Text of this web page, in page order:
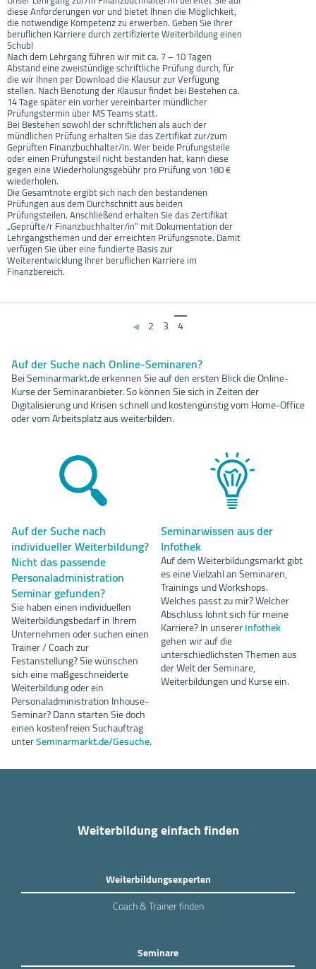
diese Anforderungen vor und bietet Ihnen die Möglichkeit,
die notwendige Kompetenz zu erwerben. Geben Sie Ihrer
beruflichen Karriere durch zertifizierte Weiterbildung einen
Schub!
Nach dem Lehrgang führen wir mit ca. 7 – 10 Tagen
Abstand eine zweistündige schriftliche Prüfung durch, für
die wir Ihnen per Download die Klausur zur Verfügung
stellen. Nach Benotung der Klausur findet bei Bestehen ca.
14 Tage später ein vorher vereinbarter mündlicher
Prüfungstermin über MS Teams statt.
Bei Bestehen sowohl der schriftlichen als auch der
mündlichen Prüfung erhalten Sie das Zertifikat zur/zum
Geprüften Finanzbuchhalter/in. Wer beide Prüfungsteile
oder einen Prüfungsteil nicht bestanden hat, kann diese
gegen eine Wiederholungsgebühr pro Prüfung von 180 €
wiederholen.
Die Gesamtnote ergibt sich nach den bestandenen
Prüfungen aus dem Durchschnitt aus beiden
Prüfungsteilen. Anschließend erhalten Sie das Zertifikat
„Geprüfte/r Finanzbuchhalter/in“ mit Dokumentation der
Lehrgangsthemen und der erreichten Prüfungsnote. Damit
verfügen Sie über eine fundierte Basis zur
Weiterentwicklung Ihrer beruflichen Karriere im
Finanzbereich.
◀ 2 3 4
Auf der Suche nach Online-Seminaren?
Bei Seminarmarkt.de erkennen Sie auf den ersten Blick die Online-
Kurse der Seminaranbieter. So können Sie sich in Zeiten der
Digitalisierung und Krisen schnell und kostengünstig vom Home-Office
oder vom Arbeitsplatz aus weiterbilden.
Auf der Suche nach
individueller Weiterbildung?
Nicht das passende
Personaladministration
Seminar gefunden?
Sie haben einen individuellen
Weiterbildungsbedarf in Ihrem
Unternehmen oder suchen einen
Trainer / Coach zur
Festanstellung? Sie wünschen
sich eine maßgeschneiderte
Weiterbildung oder ein
Personaladministration Inhouse-
Seminar? Dann starten Sie doch
einen kostenfreien Suchauftrag
unterSeminarmarkt.de/Gesuche.
Seminarwissen aus der
Infothek
Auf dem Weiterbildungsmarkt gibt
es eine Vielzahl an Seminaren,
Trainings und Workshops.
Welches passt zu mir? Welcher
Abschluss lohnt sich für meine
Karriere? In unsererInfothek
gehen wir auf die
unterschiedlichsten Themen aus
der Welt der Seminare,
Weiterbildungen und Kurse ein.
Weiterbildung einfach finden
Weiterbildungsexperten
Coach & Trainer finden
Seminare